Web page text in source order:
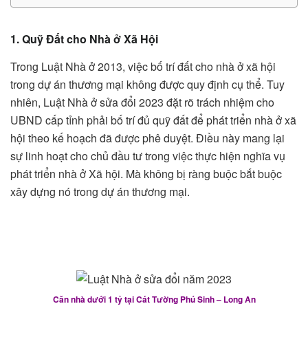
1. Quỹ Đất cho Nhà ở Xã Hội
Trong Luật Nhà ở 2013, việc bố trí đất cho nhà ở xã hội
trong dự án thương mại không được quy định cụ thể. Tuy
nhiên, Luật Nhà ở sửa đổi 2023 đặt rõ trách nhiệm cho
UBND cấp tỉnh phải bố trí đủ quỹ đất để phát triển nhà ở xã
hội theo kế hoạch đã được phê duyệt. Điều này mang lại
sự linh hoạt cho chủ đầu tư trong việc thực hiện nghĩa vụ
phát triển nhà ở Xã hội. Mà không bị ràng buộc bắt buộc
xây dựng nó trong dự án thương mại.
Căn nhà dưới 1 tỷ tại Cát Tường Phú Sinh – Long An